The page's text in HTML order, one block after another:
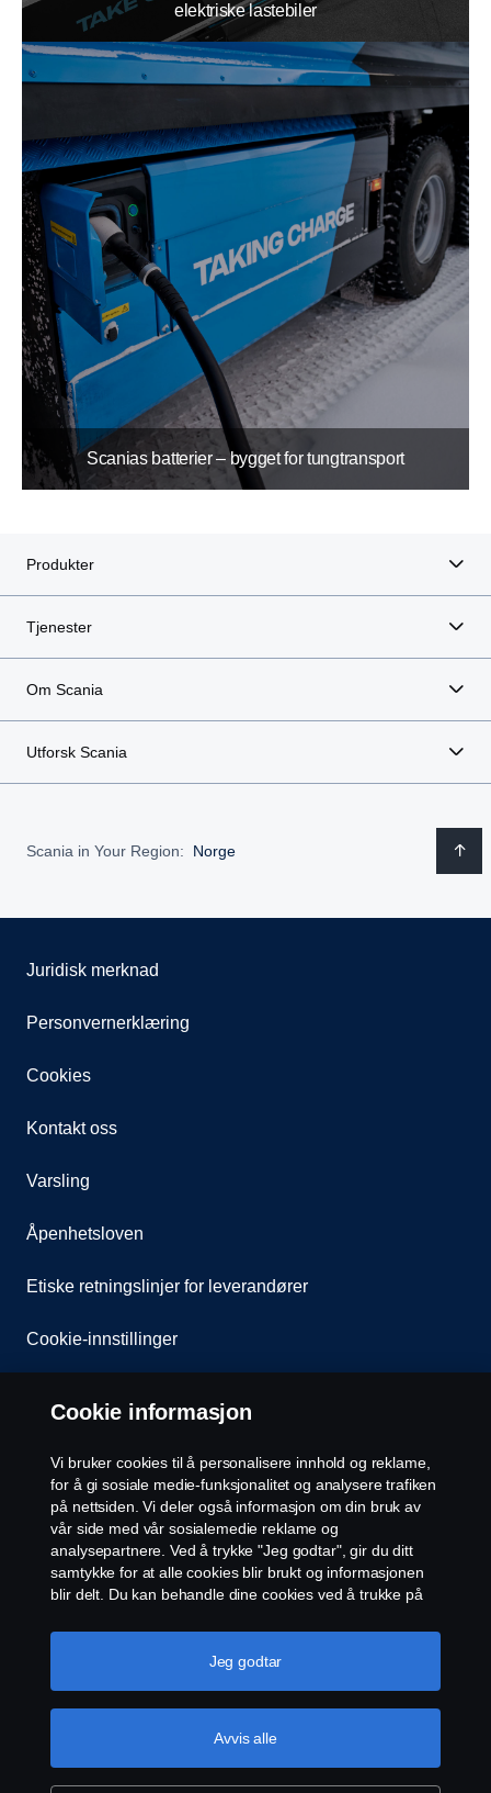
elektriske lastebiler
Scanias batterier – bygget for tungtransport
Produkter
Tjenester
Om Scania
Utforsk Scania
Scania in Your Region: Norge
Juridisk merknad
Personvernerklæring
Cookies
Kontakt oss
Varsling
Åpenhetsloven
Etiske retningslinjer for leverandører
Cookie-innstillinger
© Scania 2026 Alle rettigheter Norsk Scania AS, Pb.
143 Skøyen, 0277 Oslo Telefon: 22 06 45 00 epost:
sno.info@scania.com. Fakturaadresse:
invoice.no@scania.com
Cookie informasjon
Vi bruker cookies til å personalisere innhold og reklame,
for å gi sosiale medie-funksjonalitet og analysere trafiken
på nettsiden. Vi deler også informasjon om din bruk av
vår side med vår sosialemedie reklame og
analysepartnere. Ved å trykke "Jeg godtar", gir du ditt
samtykke for at alle cookies blir brukt og informasjonen
blir delt. Du kan behandle dine cookies ved å trukke på
en mer detaljert forklaring hvordan vi bruker cookies,
vennligst besøk vår cookies-erklæring, som du finner ved
Avvis alle
Jeg godtar